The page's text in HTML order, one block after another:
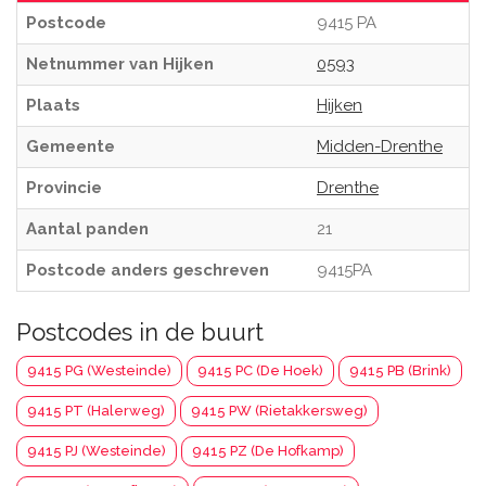
Postcode 9415 PA
Netnummer van Hijken 0593
Plaats Hijken
Gemeente Midden-Drenthe
Provincie Drenthe
Aantal panden 21
Postcode anders geschreven 9415PA
Postcodes in de buurt
9415 PG (Westeinde) 9415 PC (De Hoek) 9415 PB (Brink)
9415 PT (Halerweg) 9415 PW (Rietakkersweg)
9415 PJ (Westeinde) 9415 PZ (De Hofkamp)